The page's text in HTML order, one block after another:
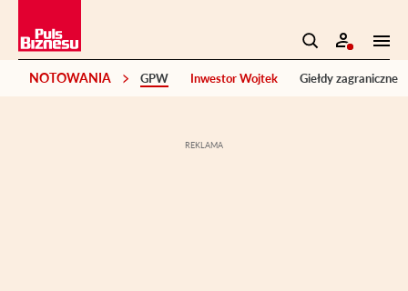
NOTOWANIA GPW Inwestor Wojtek Giełdy zagraniczne